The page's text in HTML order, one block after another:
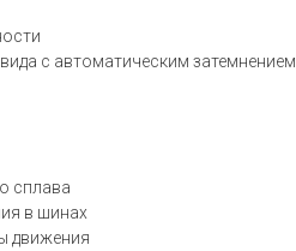
с автоматическим затемнением
сплава
в шинах
движения